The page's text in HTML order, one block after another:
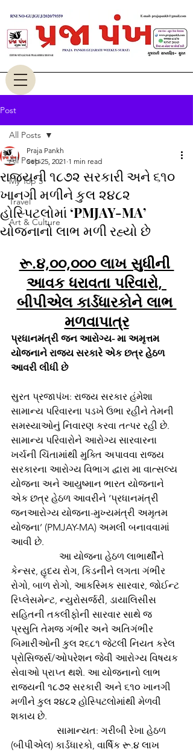
Post
All Posts
My Top 5
Travel
Art & Culture
All Posts
રાજ્યની ૧૮૭૨ સરકારી અને ૬૧૦
ખાનગી મળીને કુલ ૨૪૮૨
હોસ્પિટલોમાં ‘PMJAY-MA’
યોજનાનો લાભ મળી રહ્યો છે
Praja Pankh
Sep 25, 2021 1 min read
રૂ.૪,૦૦,૦૦૦ લાખ સુધીની
આવક ધરાવતા પરિવારો,
બીપીએલ કાર્ડધારકોને લાભ
મળવાપાત્ર
પ્રધાનમંત્રી જન આરોગ્ય- મા અમૃત્તમ
યોજનાને રાજ્ય સરકારે એક છત્ર હેઠળ
આવરી લીધી છે
સુરત પ્રજાપંખ: રાજ્ય સરકાર હંમેશા
સામાન્ય પરિવારના પડખે ઉભા રહીને તેમની
સમસ્યાઓનું નિવારણ કરવા તત્પર રહી છે.
સામાન્ય પરિવારોને આરોગ્ય સારવારના
ખર્ચની ચિંતામાંથી મુક્તિ અપાવવા રાજ્ય
સરકારના આરોગ્ય વિભાગ દ્વારા મા વાત્સલ્ય
યોજના અને આયુષ્માન ભારત યોજનાને
એક છત્ર હેઠળ આવરીને ‘પ્રધાનમંત્રી
જનઆરોગ્ય યોજના-મુખ્યમંત્રી અમૃતમ
યોજના’ (PMJAY-MA) અમલી બનાવવામાં
આવી છે.
કેન્સર, હૃદય રોગ, કિડનીને લગતા ગંભીર
રોગો, બાળ રોગો, આકસ્મિક સારવાર, જોઈન્ટ
રિપ્લેસમેન્ટ, ન્યુરોસર્જરી, ડાયાલિસીસ
સહિતની તકલીફોની સારવાર સાથે જ
પ્રસુતિ તેમજ ગંભીર અને અતિગંભીર
બિમારીઓની કુલ ૨૬૮૧ જેટલી નિયત કરેલ
પ્રોસિજર્સ/ઓપરેશન જેવી આરોગ્ય વિષયક
સેવાઓ પ્રાપ્ત થશે. આ યોજનાનો લાભ
રાજ્યની ૧૮૭૨ સરકારી અને ૬૧૦ ખાનગી
મળીને કુલ ૨૪૮૨ હોસ્પિટલોમાંથી મેળવી
શકાય છે.
(બીપીએલ) કાર્ડધારકો, વાર્ષિક રૂ.૪ લાખ